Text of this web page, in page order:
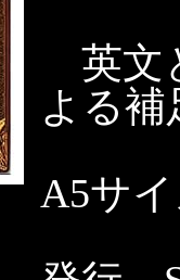
英文
よる
A5サ